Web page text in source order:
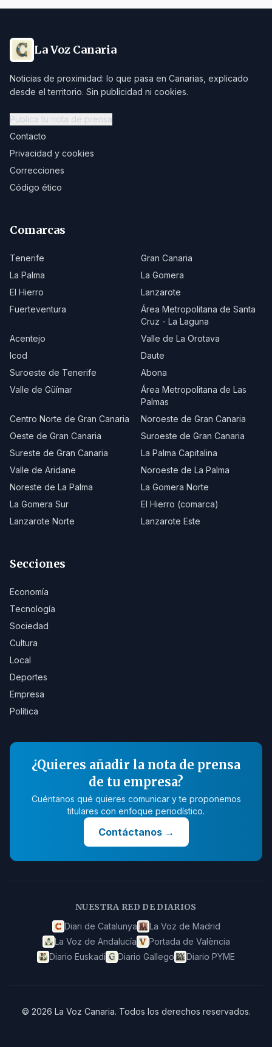
La Voz Canaria
Noticias de proximidad: lo que pasa en Canarias, explicado
desde el territorio. Sin publicidad ni cookies.
Publica tu nota de prensa
Contacto
Privacidad y cookies
Correcciones
Código ético
Comarcas
Tenerife
Gran Canaria
La Palma
La Gomera
El Hierro
Lanzarote
Fuerteventura
Área Metropolitana de Santa
Cruz - La Laguna
Acentejo
Valle de La Orotava
Icod
Daute
Suroeste de Tenerife
Abona
Valle de Güímar
Área Metropolitana de Las
Palmas
Centro Norte de Gran Canaria
Noroeste de Gran Canaria
Oeste de Gran Canaria
Suroeste de Gran Canaria
Sureste de Gran Canaria
La Palma Capitalina
Valle de Aridane
Noroeste de La Palma
Noreste de La Palma
La Gomera Norte
La Gomera Sur
El Hierro (comarca)
Lanzarote Norte
Lanzarote Este
Secciones
Economía
Tecnología
Sociedad
Cultura
Local
Deportes
Empresa
Política
¿Quieres añadir la nota de prensa
de tu empresa?
Cuéntanos qué quieres comunicar y te proponemos
titulares con enfoque periodístico.
Contáctanos→
NUESTRA RED DE DIARIOS
Diari de Catalunya
La Voz de Madrid
La Voz de Andalucía
Portada de València
Diario Euskadi
Diario Gallego Diario PYME
© 2026 La Voz Canaria. Todos los derechos reservados.